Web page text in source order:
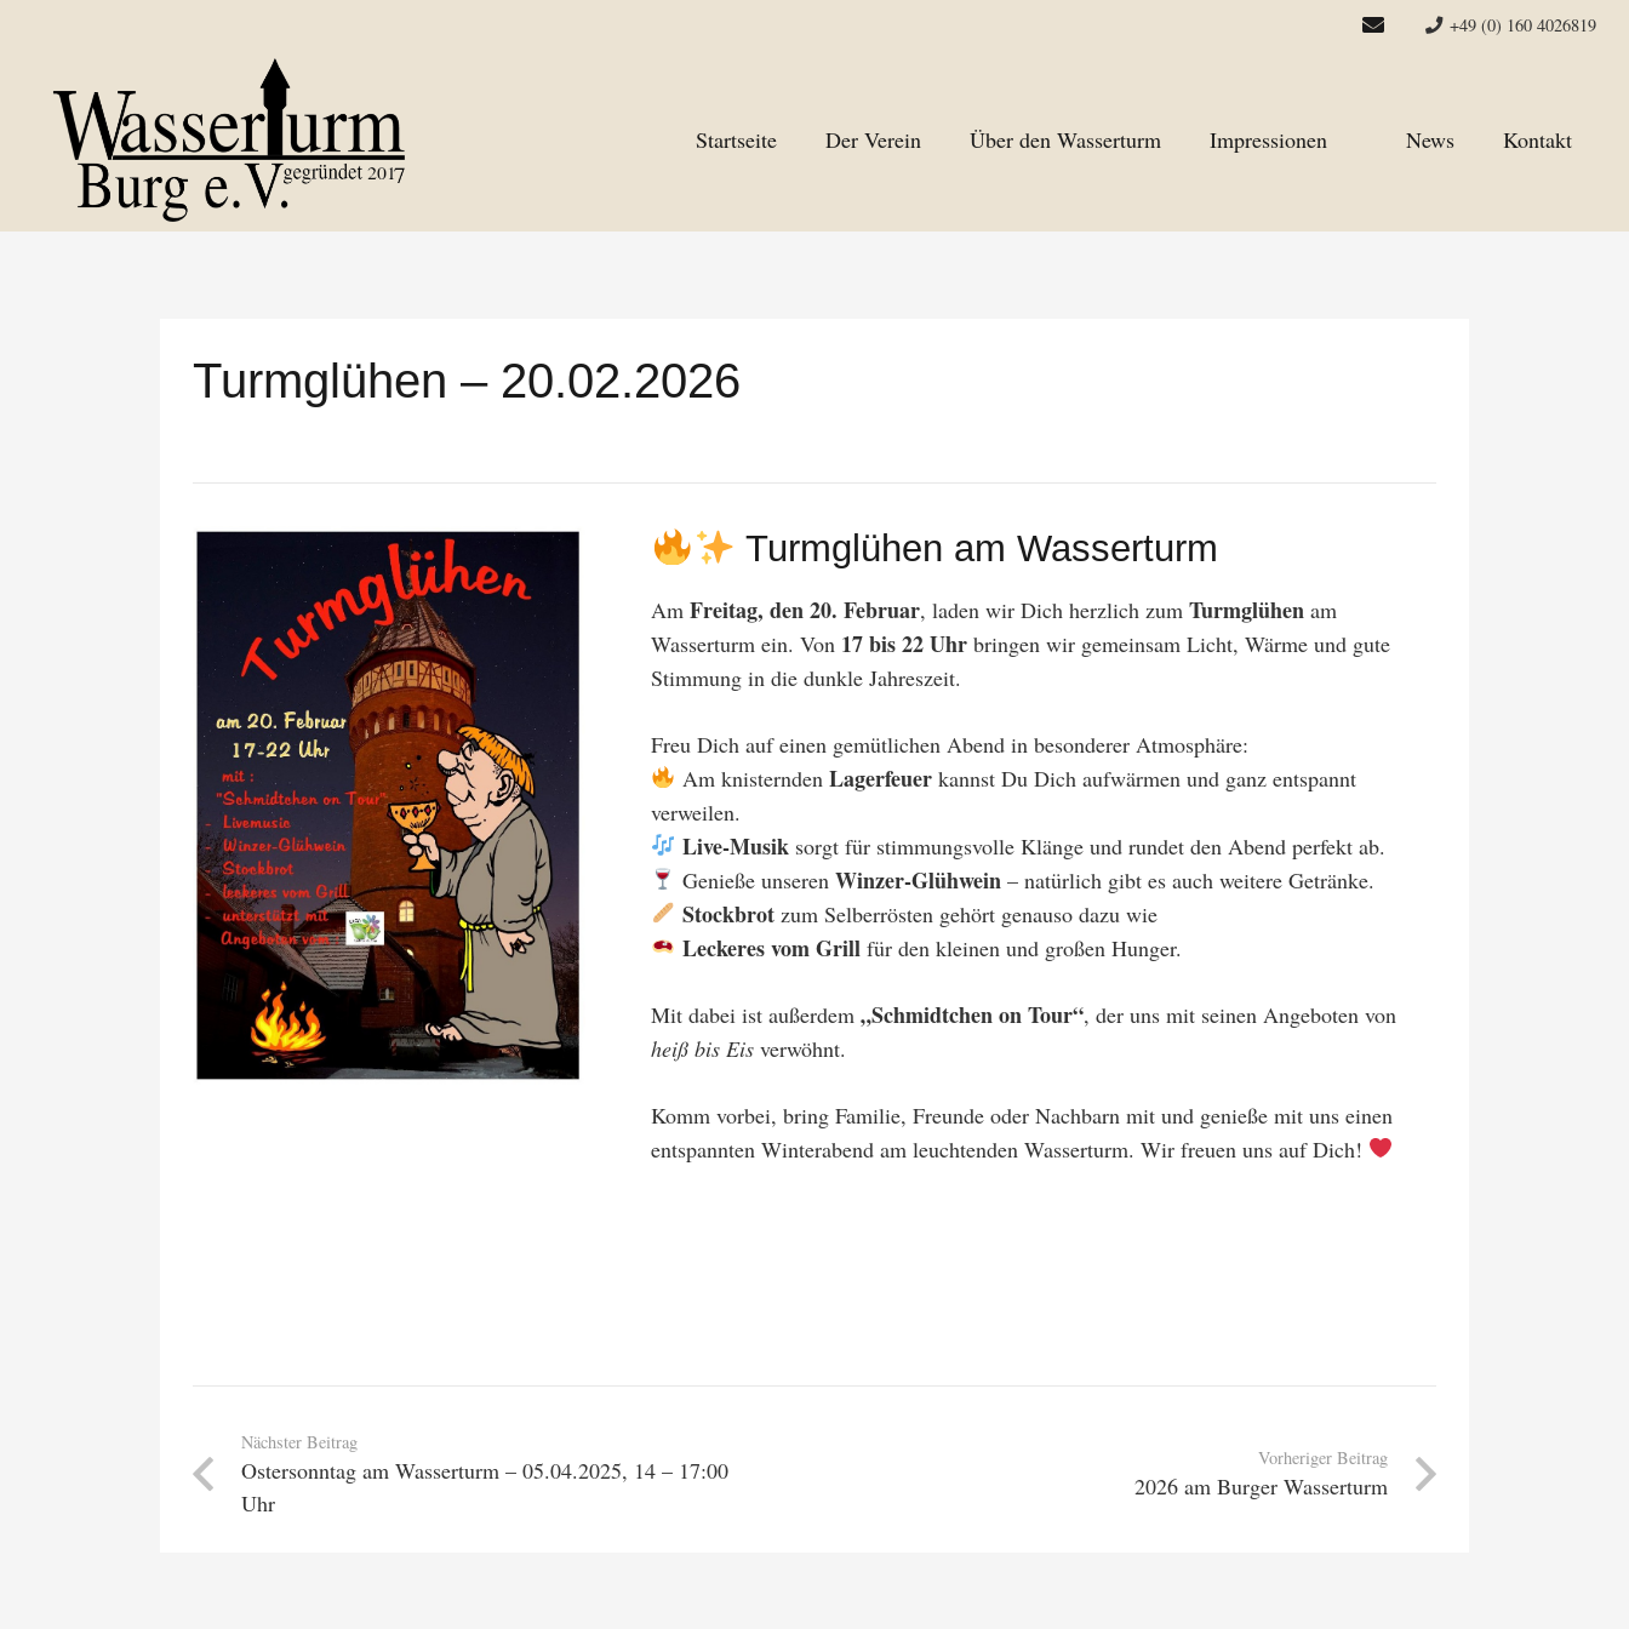
+49 (0) 160 4026819
Startseite Der Verein Über den Wasserturm Impressionen News Kontakt
Turmglühen – 20.02.2026
Turmglühen am Wasserturm
Am Freitag, den 20. Februar, laden wir Dich herzlich zum Turmglühen am
Wasserturm ein. Von 17 bis 22 Uhr bringen wir gemeinsam Licht, Wärme und gute
Stimmung in die dunkle Jahreszeit.
Freu Dich auf einen gemütlichen Abend in besonderer Atmosphäre:
Am knisternden Lagerfeuerkannst Du Dich aufwärmen und ganz entspannt
verweilen.
Live-Musik sorgt für stimmungsvolle Klänge und rundet den Abend perfekt ab.
Genieße unseren Winzer-Glühwein – natürlich gibt es auch weitere Getränke.
Stockbrotzum Selberrösten gehört genauso dazu wie
Leckeres vom Grill für den kleinen und großen Hunger.
Mit dabei ist außerdem „Schmidtchen on Tour“, der uns mit seinen Angeboten von
heiß bis Eis verwöhnt.
Komm vorbei, bring Familie, Freunde oder Nachbarn mit und genieße mit uns einen
entspannten Winterabend am leuchtenden Wasserturm. Wir freuen uns auf Dich!
Nächster Beitrag
Ostersonntag am Wasserturm – 05.04.2025, 14 – 17:00
Uhr
Vorheriger Beitrag
2026 am Burger Wasserturm